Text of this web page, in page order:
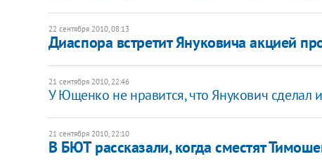
22 сентября 2010, 08:13
Диаспора встретит Януковича акцией
21 сентября 2010, 22:46
У Ющенко не нравится, что Янукович сделал
21 сентября 2010, 22:10
В БЮТ рассказали, когда сместят